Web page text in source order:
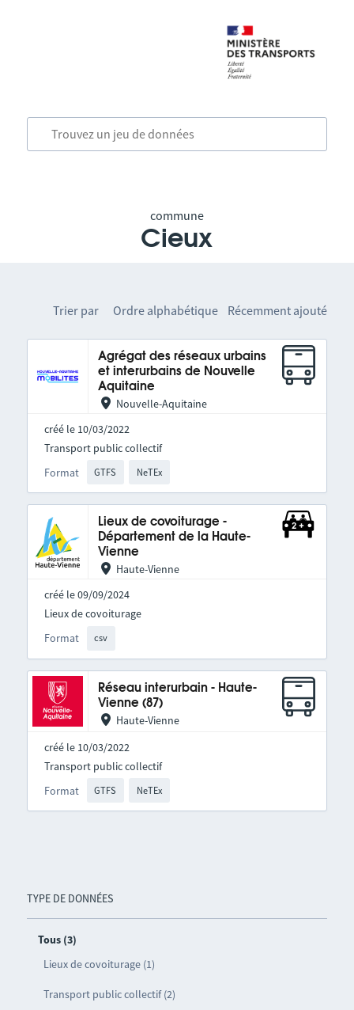
commune
Cieux
TYPE DE DONNÉES
Tous (3)
Lieux de covoiturage (1)
Transport public collectif (2)
Trier par Ordre alphabétique Récemment ajouté
Agrégat des réseaux urbains
et interurbains de Nouvelle
Aquitaine
Nouvelle-Aquitaine
créé le 10/03/2022
Format GTFS NeTEx
Transport public collectif
Lieux de covoiturage -
Département de la Haute-
Vienne
Haute-Vienne
créé le 09/09/2024
Format csv
Lieux de covoiturage
Réseau interurbain - Haute-
Vienne (87)
Haute-Vienne
créé le 10/03/2022
Format GTFS NeTEx
Transport public collectif